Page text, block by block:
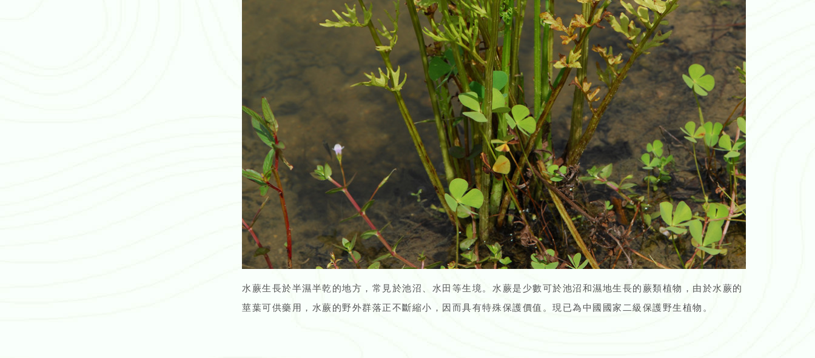
水蕨生長於半濕半乾的地方，常見於池沼、水田等生境。水蕨是少數可於池沼和濕地生長的蕨類植物，由於水蕨的
莖葉可供藥用，水蕨的野外群落正不斷縮小，因而具有特殊保護價值。現已為中國國家二級保護野生植物。